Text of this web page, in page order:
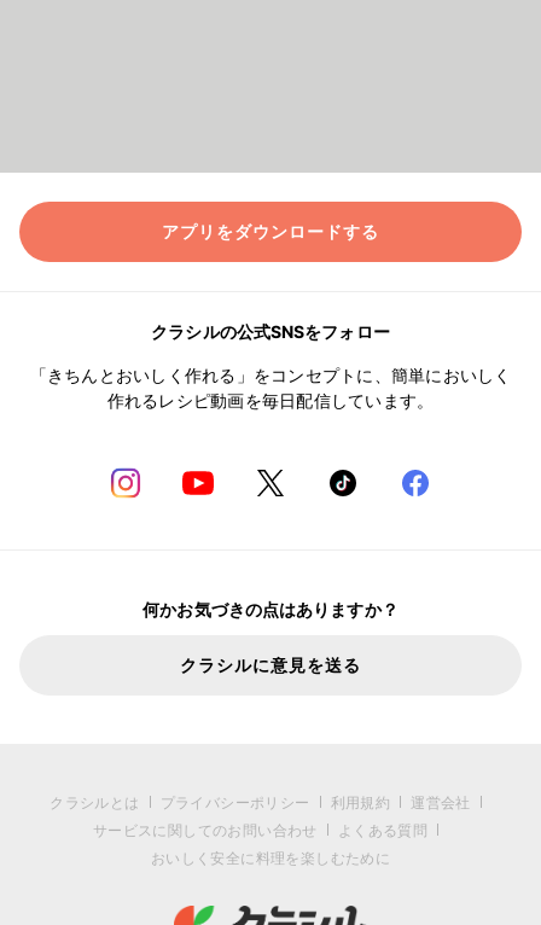
アプリをダウンロードする
クラシルの公式SNSをフォロー
「きちんとおいしく作れる」をコンセプトに、簡単においしく
作れるレシピ動画を毎日配信しています。
何かお気づきの点はありますか？
クラシルに意見を送る
クラシルとは プライバシーポリシー 利用規約
運営会社
サービスに関してのお問い合わせ
よくある質問
おいしく安全に料理を楽しむために